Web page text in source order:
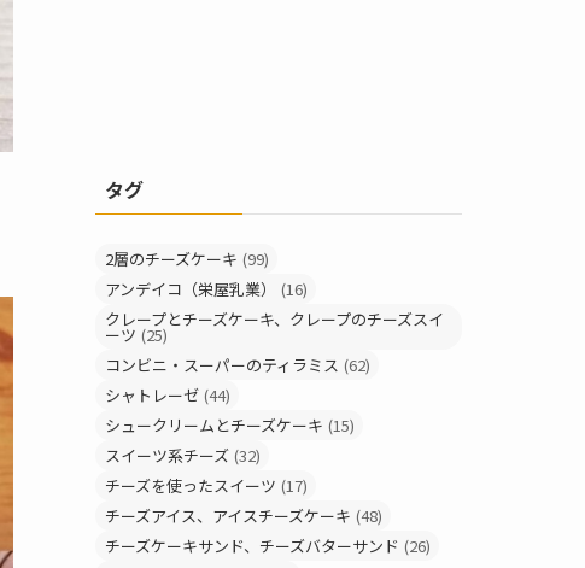
タグ
2層のチーズケーキ (99)
アンデイコ（栄屋乳業）
(16)
クレープとチーズケーキ、クレープのチーズスイ
ーツ (25)
コンビニ・スーパーのティラミス (62)
シャトレーゼ (44)
シュークリームとチーズケーキ (15)
スイーツ系チーズ (32)
チーズを使ったスイーツ (17)
チーズアイス、アイスチーズケーキ (48)
チーズケーキサンド、チーズバターサンド (26)